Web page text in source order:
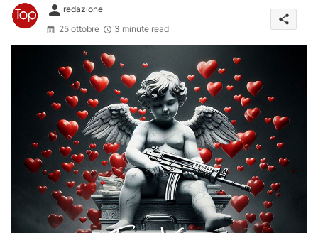
person redazione
25 ottobre
3 minute read
share